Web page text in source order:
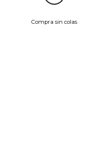
Compra sin colas